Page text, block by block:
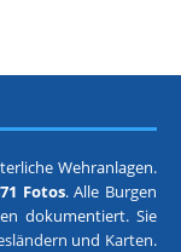
Wehranlagen.
Fotos. Alle Burgen
dokumentiert. Sie
und Karten.